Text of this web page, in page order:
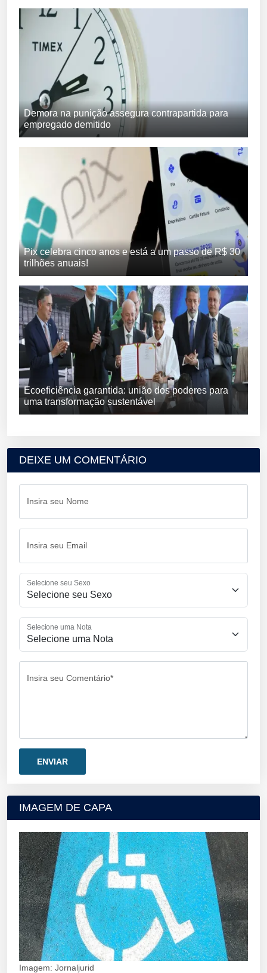
Demora na punição assegura contrapartida para
empregado demitido
Pix celebra cinco anos e está a um passo de R$ 30
trilhões anuais!
Ecoeficiência garantida: união dos poderes para
uma transformação sustentável
DEIXE UM COMENTÁRIO
Insira seu Nome
Insira seu Email
Selecione seu Sexo
Selecione uma Nota
Insira seu Comentário*
IMAGEM DE CAPA
Imagem: Jornaljurid